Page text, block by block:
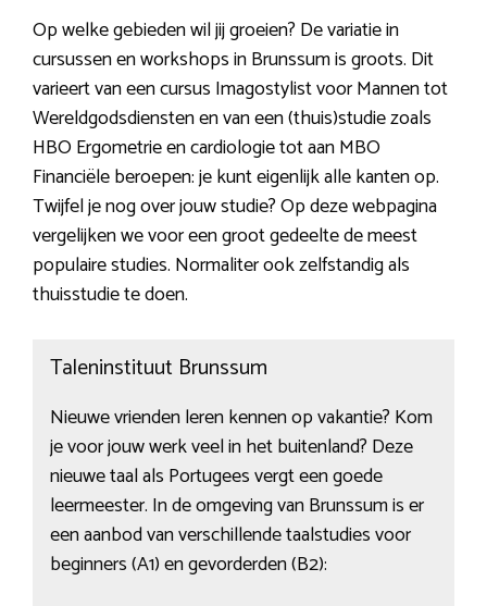
Op welke gebieden wil jij groeien? De variatie in
cursussen en workshops in Brunssum is groots. Dit
varieert van een cursus Imagostylist voor Mannen tot
Wereldgodsdiensten en van een (thuis)studie zoals
HBO Ergometrie en cardiologie tot aan MBO
Financiële beroepen: je kunt eigenlijk alle kanten op.
Twijfel je nog over jouw studie? Op deze webpagina
vergelijken we voor een groot gedeelte de meest
populaire studies. Normaliter ook zelfstandig als
thuisstudie te doen.
Taleninstituut Brunssum
Nieuwe vrienden leren kennen op vakantie? Kom
je voor jouw werk veel in het buitenland? Deze
nieuwe taal als Portugees vergt een goede
leermeester. In de omgeving van Brunssum is er
een aanbod van verschillende taalstudies voor
beginners (A1) en gevorderden (B2):